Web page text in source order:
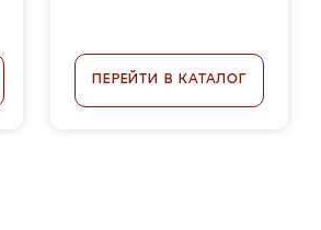
ПЕРЕЙТИ В КАТАЛОГ